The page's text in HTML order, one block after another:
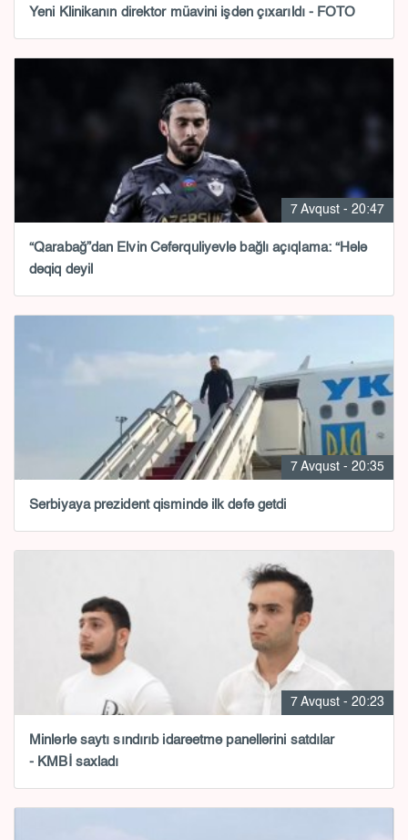
Yeni Klinikanın direktor müavini işdən çıxarıldı - FOTO
7 Avqust - 20:47
“Qarabağ”dan Elvin Cəfərquliyevlə bağlı açıqlama: “Hələ
dəqiq deyil
7 Avqust - 20:35
Serbiyaya prezident qismində ilk dəfə getdi
7 Avqust - 20:23
Minlərlə saytı sındırıb idarəetmə panellərini satdılar
- KMBİ saxladı